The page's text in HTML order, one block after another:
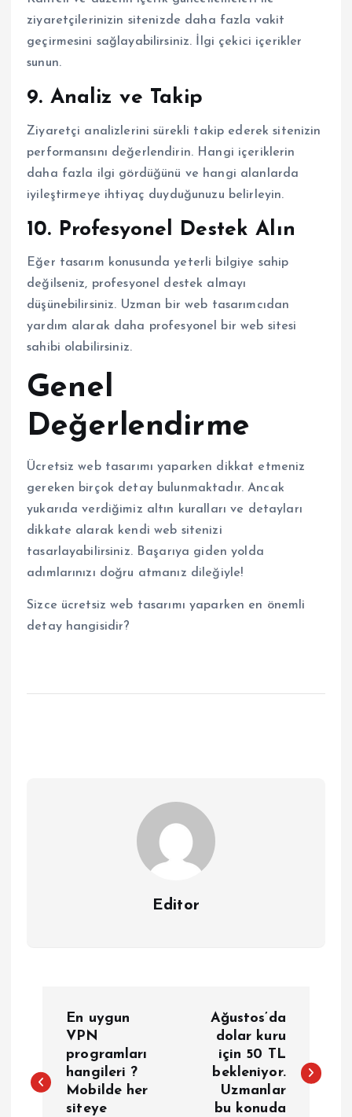
ziyaretçilerinizin sitenizde daha fazla vakit
geçirmesini sağlayabilirsiniz. İlgi çekici içerikler
sunun.
9. Analiz ve Takip
Ziyaretçi analizlerini sürekli takip ederek sitenizin
performansını değerlendirin. Hangi içeriklerin
daha fazla ilgi gördüğünü ve hangi alanlarda
iyileştirmeye ihtiyaç duyduğunuzu belirleyin.
10. Profesyonel Destek Alın
Eğer tasarım konusunda yeterli bilgiye sahip
değilseniz, profesyonel destek almayı
düşünebilirsiniz. Uzman bir web tasarımcıdan
yardım alarak daha profesyonel bir web sitesi
sahibi olabilirsiniz.
Genel
Değerlendirme
Ücretsiz web tasarımı yaparken dikkat etmeniz
gereken birçok detay bulunmaktadır. Ancak
yukarıda verdiğimiz altın kuralları ve detayları
dikkate alarak kendi web sitenizi
tasarlayabilirsiniz. Başarıya giden yolda
adımlarınızı doğru atmanız dileğiyle!
Sizce ücretsiz web tasarımı yaparken en önemli
detay hangisidir?
Editor
z
En uygun
VPN
programları
hangileri ?
Mobilde her
siteye
Ağustos’da
dolar kuru
için 50 TL
bekleniyor.
Uzmanlar
bu konuda